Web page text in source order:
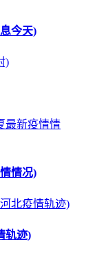
今天)
情况)
轨迹)